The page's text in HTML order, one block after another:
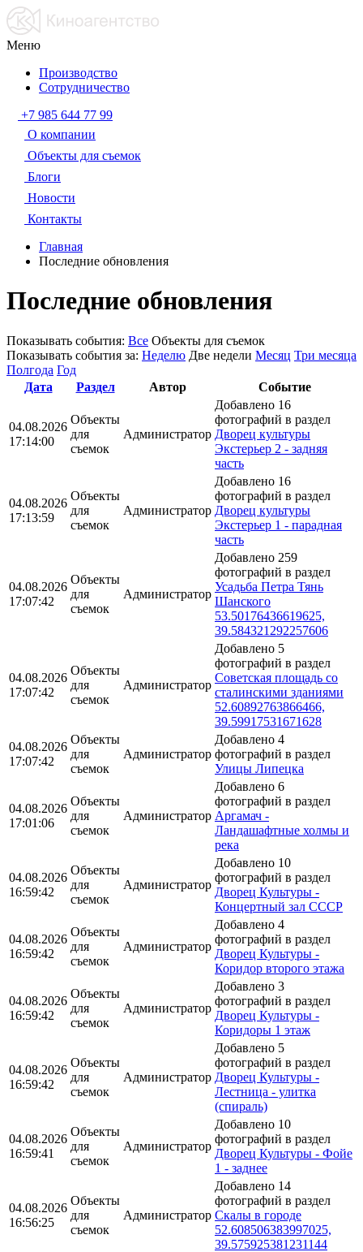
Меню
Производство
Сотрудничество
+7 985 644 77 99
О компании
Объекты для съемок
Блоги
Новости
Контакты
Главная
Последние обновления
Последние обновления
Показывать события: Все Объекты для съемок
Показывать события за: Неделю Две недели Месяц Три месяца
Полгода Год
Дата
Раздел Автор Событие
04.08.2026
17:14:00
Объекты
для
съемок
Администратор
Добавлено 16
фотографий в раздел
Дворец культуры
Экстерьер 2 - задняя
часть
04.08.2026
17:13:59
Объекты
для
съемок
Администратор
Добавлено 16
фотографий в раздел
Дворец культуры
Экстерьер 1 - парадная
часть
04.08.2026
17:07:42
Объекты
для
съемок
Администратор
Добавлено 259
фотографий в раздел
Усадьба Петра Тянь
Шанского
53.50176436619625,
39.584321292257606
04.08.2026
17:07:42
Объекты
для
съемок
Администратор
Добавлено 5
фотографий в раздел
Советская площадь со
сталинскими зданиями
52.60892763866466,
39.59917531671628
04.08.2026
17:07:42
Объекты
для
съемок
Администратор
Добавлено 4
фотографий в раздел
Улицы Липецка
04.08.2026
17:01:06
Объекты
для
съемок
Администратор
Добавлено 6
фотографий в раздел
Аргамач -
Ландашафтные холмы и
река
04.08.2026
16:59:42
Объекты
для
съемок
Администратор
Добавлено 10
фотографий в раздел
Дворец Культуры -
Концертный зал СССР
04.08.2026
16:59:42
Объекты
для
съемок
Администратор
Добавлено 4
фотографий в раздел
Дворец Культуры -
Коридор второго этажа
04.08.2026
16:59:42
Объекты
для
съемок
Администратор
Добавлено 3
фотографий в раздел
Дворец Культуры -
Коридоры 1 этаж
04.08.2026
16:59:42
Объекты
для
съемок
Администратор
Добавлено 5
фотографий в раздел
Дворец Культуры -
Лестница - улитка
(спираль)
04.08.2026
16:59:41
Объекты
для
съемок
Администратор
Добавлено 10
фотографий в раздел
Дворец Культуры - Фойе
1 - заднее
04.08.2026
16:56:25
Объекты
для
съемок
Администратор
Добавлено 14
фотографий в раздел
Скалы в городе
52.608506383997025,
39.575925381231144